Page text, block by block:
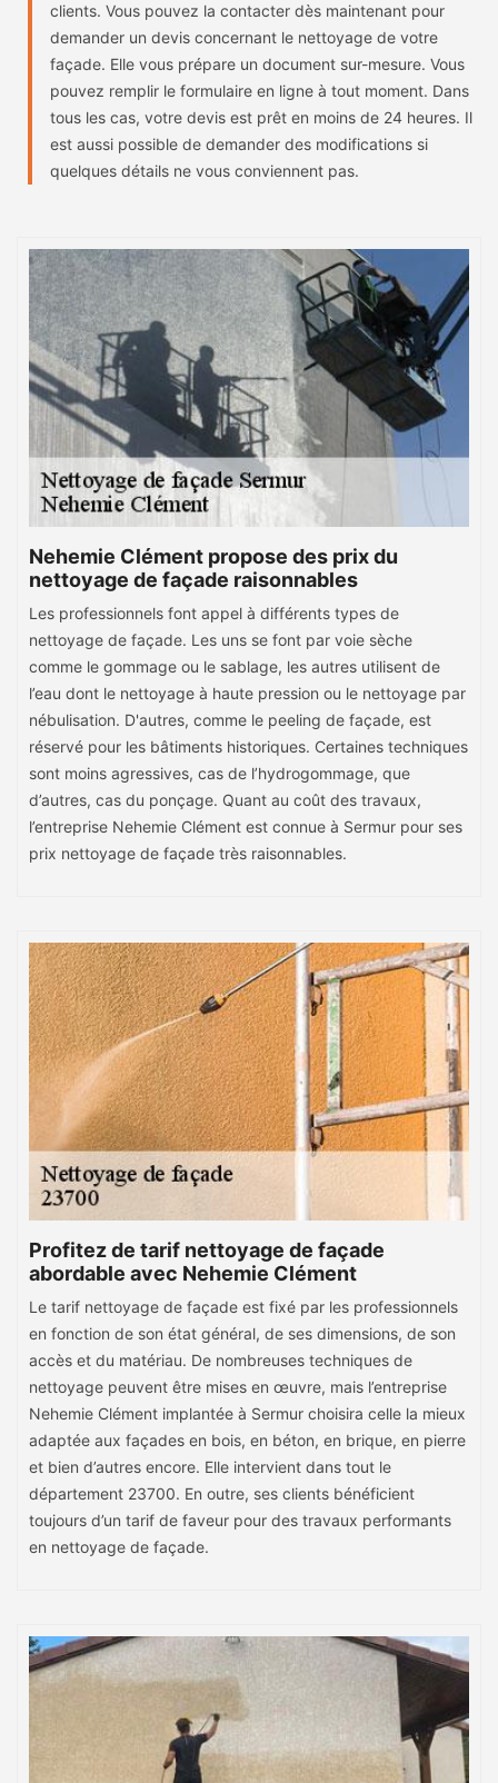
clients. Vous pouvez la contacter dès maintenant pour
demander un devis concernant le nettoyage de votre
façade. Elle vous prépare un document sur-mesure. Vous
pouvez remplir le formulaire en ligne à tout moment. Dans
tous les cas, votre devis est prêt en moins de 24 heures. Il
est aussi possible de demander des modifications si
quelques détails ne vous conviennent pas.
Nehemie Clément propose des prix du
nettoyage de façade raisonnables
Les professionnels font appel à différents types de
nettoyage de façade. Les uns se font par voie sèche
comme le gommage ou le sablage, les autres utilisent de
l’eau dont le nettoyage à haute pression ou le nettoyage par
nébulisation. D'autres, comme le peeling de façade, est
réservé pour les bâtiments historiques. Certaines techniques
sont moins agressives, cas de l’hydrogommage, que
d’autres, cas du ponçage. Quant au coût des travaux,
l’entreprise Nehemie Clément est connue à Sermur pour ses
prix nettoyage de façade très raisonnables.
Profitez de tarif nettoyage de façade
abordable avec Nehemie Clément
Le tarif nettoyage de façade est fixé par les professionnels
en fonction de son état général, de ses dimensions, de son
accès et du matériau. De nombreuses techniques de
nettoyage peuvent être mises en œuvre, mais l’entreprise
Nehemie Clément implantée à Sermur choisira celle la mieux
adaptée aux façades en bois, en béton, en brique, en pierre
et bien d’autres encore. Elle intervient dans tout le
département 23700. En outre, ses clients bénéficient
toujours d’un tarif de faveur pour des travaux performants
en nettoyage de façade.